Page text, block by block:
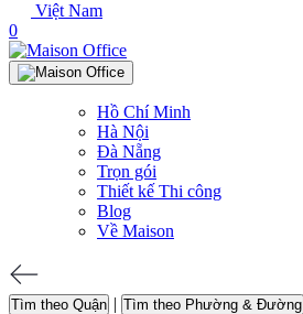
Việt Nam
0
Hồ Chí Minh
Hà Nội
Đà Nẵng
Trọn gói
Thiết kế Thi công
Blog
Về Maison
Tìm theo Quận | Tìm theo Phường & Đường